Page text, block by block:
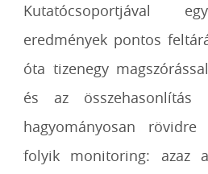
Kutatócsoportjával
eredmények pontos
óta tizenegy
és az összehasonlítás
hagyományosan
folyik monitoring: azaz